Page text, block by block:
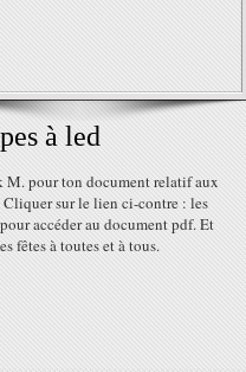
à led
M. pour ton document relatif aux
Cliquer sur le lien ci-contre : les
accéder au document pdf. Et
fêtes à toutes et à tous.